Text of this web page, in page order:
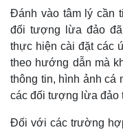
Đánh vào tâm lý cần
đối tượng lừa đảo
thực hiện cài đặt các
theo hướng dẫn mà
thông tin, hình ảnh cá
các đối tượng lừa đảo
Đối với các trường